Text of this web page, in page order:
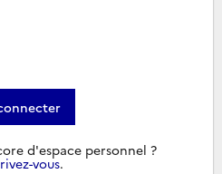
d'espace personnel ?
vous.